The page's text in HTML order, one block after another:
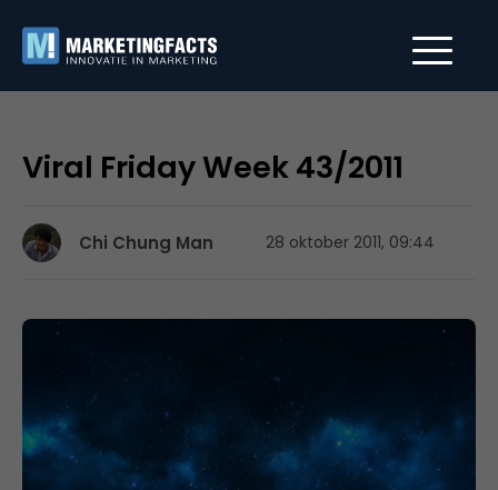
Viral Friday Week 43/2011
Chi Chung Man 28 oktober 2011, 09:44